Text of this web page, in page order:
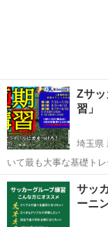
Zサ
習」
埼玉県
いて最も大事な基礎ト
代には必須のトレー…
埼玉 三郷市
サッ
ーニ